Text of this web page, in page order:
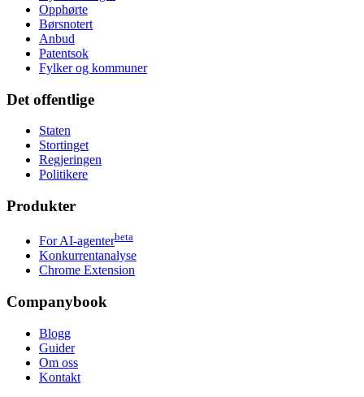
Opphørte
Børsnotert
Anbud
Patentsok
Fylker og kommuner
Det offentlige
Staten
Stortinget
Regjeringen
Politikere
Produkter
For AI-agenterbeta
Konkurrentanalyse
Chrome Extension
Companybook
Blogg
Guider
Om oss
Kontakt